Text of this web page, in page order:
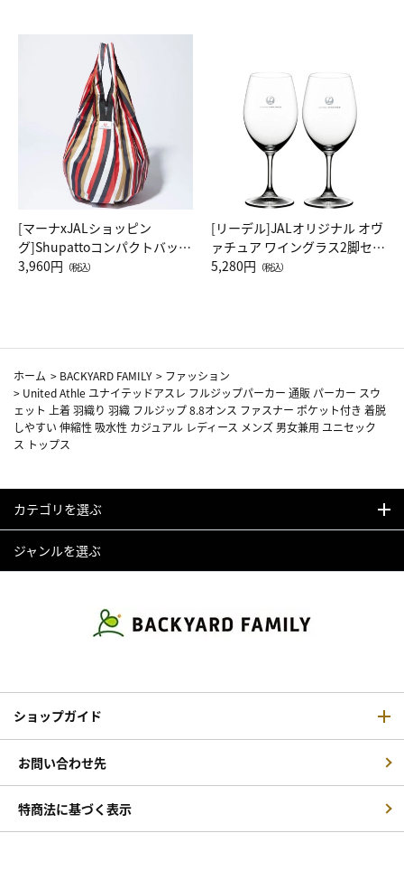
[マーナxJALショッピン
グ]Shupattoコンパクトバッグ
Drop JAL客室乗務員（LC）ス
3,960円 （税込）
[リーデル]JALオリジナル オヴ
ァチュア ワイングラス2脚セッ
ト（レッドワイン）
5,280円 （税込）
ホーム > BACKYARD FAMILY > ファッション
> United Athle ユナイテッドアスレ フルジップパーカー 通販 パーカー スウ
ェット 上着 羽織り 羽織 フルジップ 8.8オンス ファスナー ポケット付き 着脱
しやすい 伸縮性 吸水性 カジュアル レディース メンズ 男女兼用 ユニセック
ス トップス
カテゴリを選ぶ
ジャンルを選ぶ
ショップガイド
お問い合わせ先
特商法に基づく表示